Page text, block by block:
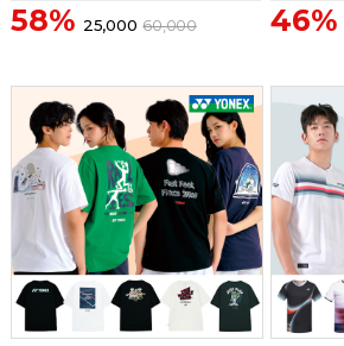
58% 25,000 60,000 46%